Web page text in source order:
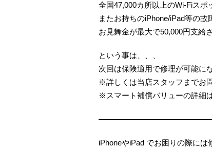
全国47,000カ所以上のWi-Fiスポ
またお持ちのiPhone/iPad等の
お見舞金が最大で50,000円支給
という事は、、、
次回は保険適用で修理が可能に
※詳しくは当店スタッフまでお
※スマート補償バリューの詳細
iPhoneやiPad でお困りの際には